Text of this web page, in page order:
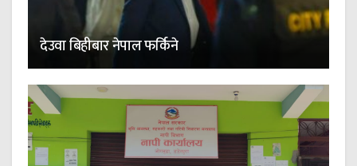
देउवा बिहीबार नेपाल फर्किने